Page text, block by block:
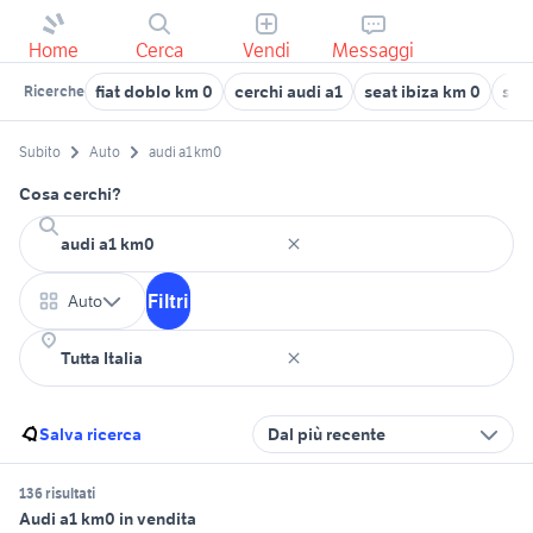
Home Cerca Vendi Messaggi
Ricerche fiat doblo km 0 cerchi audi a1 seat ibiza km 0
Subito Auto audi a1 km0
Cosa cerchi?
Auto Filtri
Salva ricerca Dal più recente
136 risultati
Audi a1 km0 in vendita